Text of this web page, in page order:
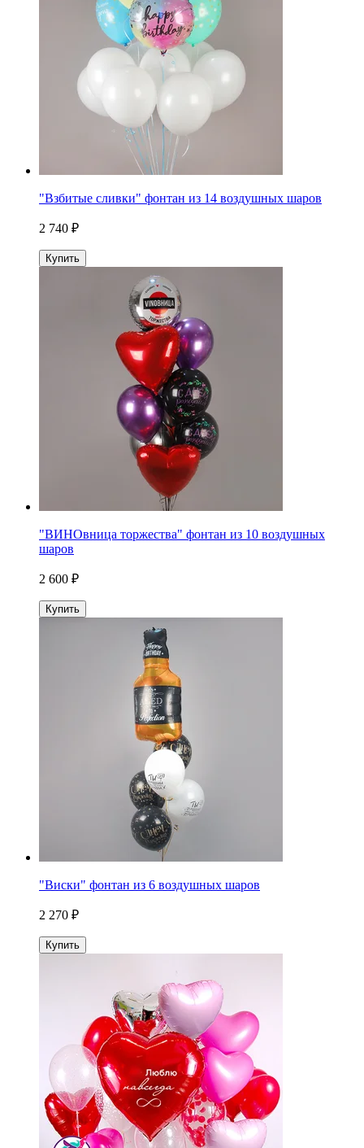
"Взбитые сливки" фонтан из 14 воздушных шаров
2 740 ₽
Купить
"ВИНОвница торжества" фонтан из 10 воздушных
шаров
2 600 ₽
Купить
"Виски" фонтан из 6 воздушных шаров
2 270 ₽
Купить